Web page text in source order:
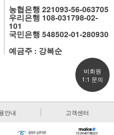
농협은행 221093-56-063705
우리은행 108-031798-02-
101
국민은행 548502-01-280930
예금주 : 강복순
비회원
1:1 문의
안내 고객센터